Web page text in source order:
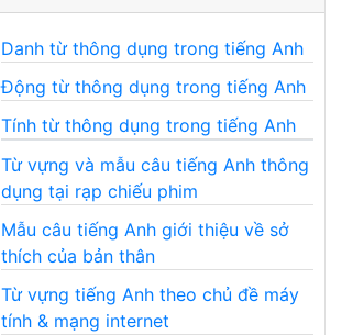
Danh từ thông dụng trong tiếng Anh
Động từ thông dụng trong tiếng Anh
Tính từ thông dụng trong tiếng Anh
Từ vựng và mẫu câu tiếng Anh thông
dụng tại rạp chiếu phim
Mẫu câu tiếng Anh giới thiệu về sở
thích của bản thân
Từ vựng tiếng Anh theo chủ đề máy
tính & mạng internet